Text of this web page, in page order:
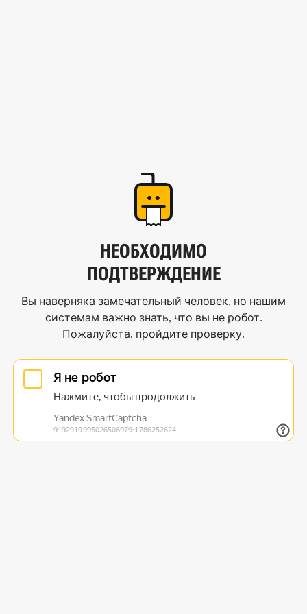
НЕОБХОДИМО
ПОДТВЕРЖДЕНИЕ
Вы наверняка замечательный человек, но нашим
системам важно знать, что вы не робот.
Пожалуйста, пройдите проверку.